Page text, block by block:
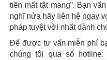
tiền mất tật mang”. Bạn
nghĩ nửa hãy liên hệ ngay
pháp tuyệt vời nhất dành
Để được tư vấn miễn phí
chúng tôi qua số hotline: